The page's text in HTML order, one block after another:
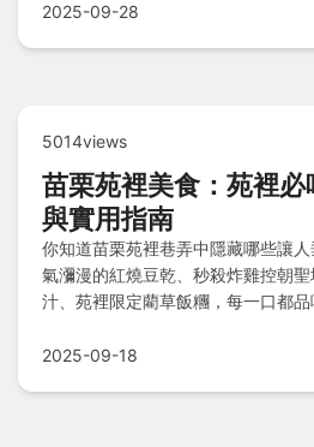
2025-09-28
5014views
苗栗苑裡美食：苑裡
與實用指南
你知道苗栗苑裡巷弄中隱藏哪些讓
氣瀰漫的紅燒豆乾、秒殺炸雞控朝
汁、苑裡限定藺草飯糰，每一口都
薦排行榜與實用指南，開啟你的美食
2025-09-18